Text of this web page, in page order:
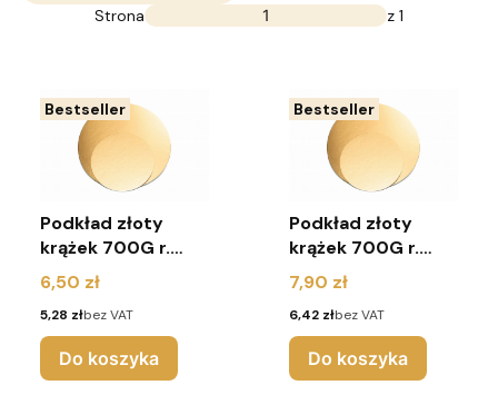
Strona z 1
Bestseller
Podkład złoty
krążek 700G r.
18cm (pakiet 10
sztuk)
Cena
6,50 zł
Cena
5,28 złbez VAT
Do koszyka
Bestseller
Podkład złoty
krążek 700G r.
20cm (pakiet 10
sztuk)
Cena
7,90 zł
Cena
6,42 złbez VAT
Do koszyka